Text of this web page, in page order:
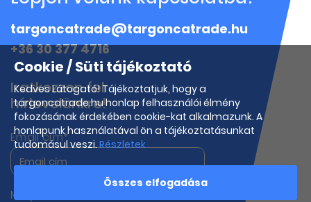
targoncatrade@targoncatrade.hu
+36 30 377 4716
Iratkozzon fel
hírlevelünkre!
Email cím*
Melyik termékeink iránt érdeklődik?
Cookie / Süti tájékoztató
Kedves Látogató! Tájékoztatjuk, hogy a
targoncatrade.hu honlap felhasználói élmény
fokozásának érdekében cookie-kat alkalmazunk. A
honlapunk használatával ön a tájékoztatásunkat
tudomásul veszi.Részletek
Összes elfogadása